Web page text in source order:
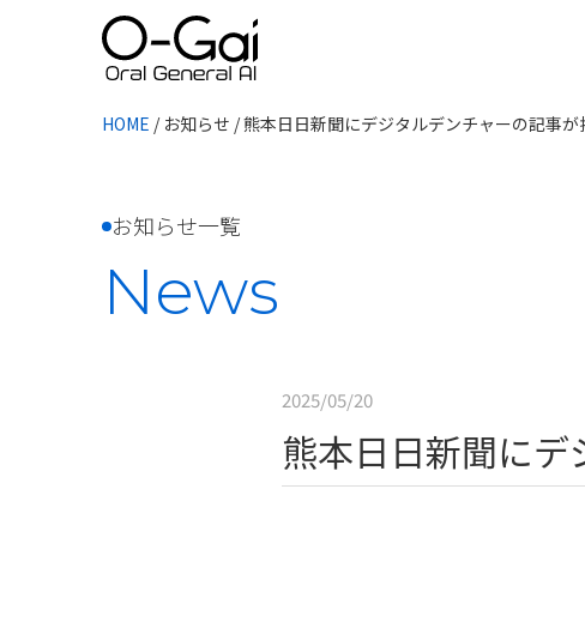
HOME / お知らせ /熊本日日新聞にデジタルデンチャーの記事が
お知らせ一覧
News
2025/05/20
熊本日日新聞に